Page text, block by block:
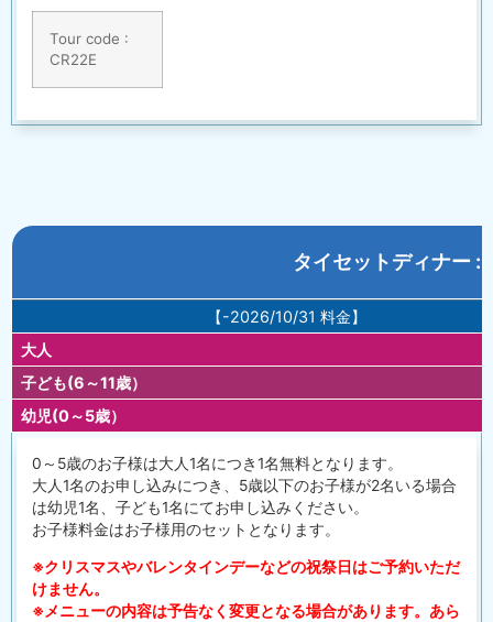
Tour code :
CR22E
タイセットディナー :
【-2026/10/31 料金】
大人
子ども(6～11歳）
幼児(0～5歳）
0～5歳のお子様は大人1名につき1名無料となります。
大人1名のお申し込みにつき、5歳以下のお子様が2名いる場合
は幼児1名、子ども1名にてお申し込みください。
お子様料金はお子様用のセットとなります。
※クリスマスやバレンタインデーなどの祝祭日はご予約いただ
けません。
※メニューの内容は予告なく変更となる場合があります。あら